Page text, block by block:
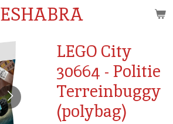
ESHABRA
LEGO City
30664 - Politie
Terreinbuggy
(polybag)